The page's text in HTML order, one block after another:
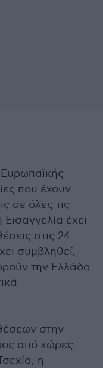
που έχουν
σε όλες τις
έχει
στις 24
συμβληθεί,
την Ελλάδα
στην
από χώρες
η